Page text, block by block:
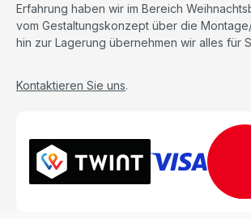
Erfahrung haben wir im Bereich
vom Gestaltungskonzept über die Montage/
hin zur Lagerung übernehmen wir alles für
Kontaktieren Sie uns.